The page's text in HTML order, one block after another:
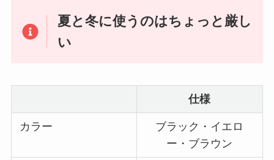
夏と冬に使うのはちょっと厳し
い
仕様
カラー
ブラック・イエロ
ー・ブラウン